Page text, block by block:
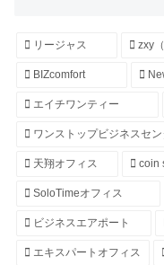
リージャス zxy
BIZcomfort
エイチワンティー
ワンストップビジネスセン
天翔オフィス coin
SoloTimeオフィス
ビジネスエアポート
エキスパートオフィス